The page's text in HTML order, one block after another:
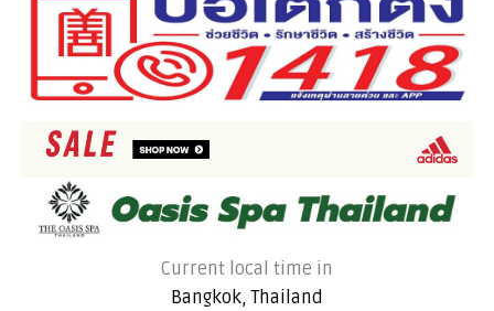
Current local time in
Bangkok, Thailand